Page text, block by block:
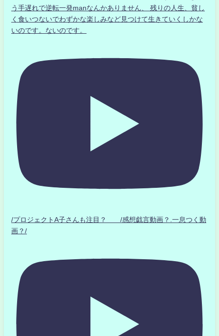
う手遅れで逆転一発manなんかありません、 残りの人生、貧し
く食いつないでわずかな楽しみなど見つけて生きていくしかな
いのです。ないのです。
/プロジェクトA子さんも注目？ /感想戯言動画？.一息つく動
画？/